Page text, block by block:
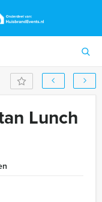
Lunch